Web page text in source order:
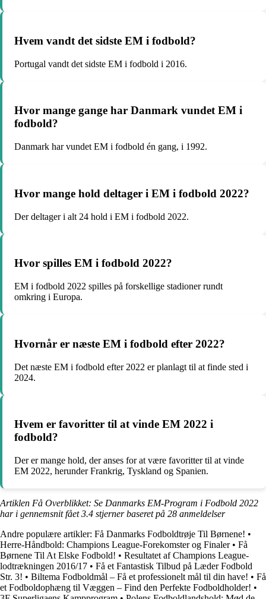
Hvem vandt det sidste EM i fodbold?
Portugal vandt det sidste EM i fodbold i 2016.
Hvor mange gange har Danmark vundet EM i
fodbold?
Danmark har vundet EM i fodbold én gang, i 1992.
Hvor mange hold deltager i EM i fodbold 2022?
Der deltager i alt 24 hold i EM i fodbold 2022.
Hvor spilles EM i fodbold 2022?
EM i fodbold 2022 spilles på forskellige stadioner rundt
omkring i Europa.
Hvornår er næste EM i fodbold efter 2022?
Det næste EM i fodbold efter 2022 er planlagt til at finde sted i
2024.
Hvem er favoritter til at vinde EM 2022 i
fodbold?
Der er mange hold, der anses for at være favoritter til at vinde
EM 2022, herunder Frankrig, Tyskland og Spanien.
Artiklen Få Overblikket: Se Danmarks EM-Program i Fodbold 2022
har i gennemsnit fået3.4 stjerner baseret på 28 anmeldelser
Andre populære artikler: Få Danmarks Fodboldtrøje Til Børnene! •
Herre-Håndbold: Champions League-Forekomster og Finaler• Få
Børnene Til At Elske Fodbold! • Resultatet af Champions League-
lodtrækningen 2016/17 • Få et Fantastisk Tilbud på Læder Fodbold
Str. 3! • Biltema Fodboldmål – Få et professionelt mål til din have! • Få
et Fodboldophæng til Væggen – Find den Perfekte Fodboldholder! •